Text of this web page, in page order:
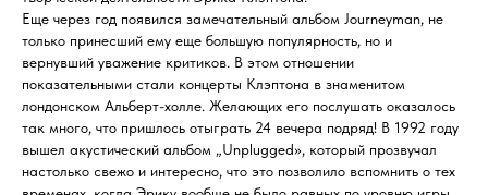
Еще через год появился замечательный альбом Journeyman, не
только принесший ему еще большую популярность, но и
вернувший уважение критиков. В этом отношении
показательными стали концерты Клэптона в знаменитом
лондонском Альберт-холле. Желающих его послушать оказалось
так много, что пришлось отыграть 24 вечера подряд! В 1992 году
вышел акустический альбом „Unplugged», который прозвучал
настолько свежо и интересно, что это позволило вспомнить о тех